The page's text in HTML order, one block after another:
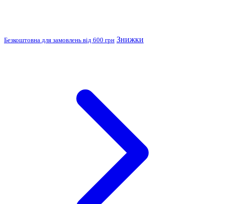
Безкоштовна для замовлень від 600 грн Знижки